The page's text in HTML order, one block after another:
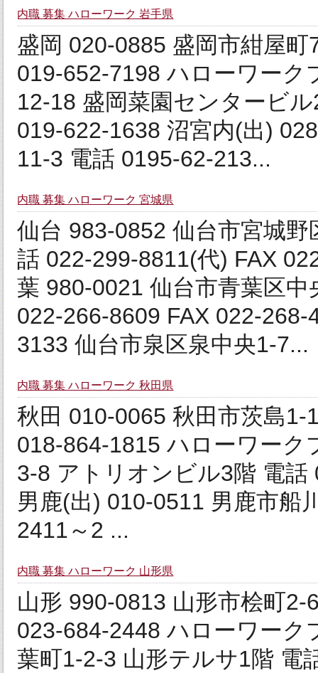
内職 募集 ハローワーク 岩手県
盛岡 020‐0885 盛岡市紺屋
019-652-7198 ハローワーク
12-18 盛岡菜園センター
019-622-1638 沼宮内(出)
11‐3 電話 0195-62-213...
内職 募集 ハローワーク 宮城県
仙台 983‐0852 仙台市宮城
話 022-299-8811(代) FAX
葉 980-0021 仙台市青葉区
022-266-8609 FAX 022-
3133 仙台市泉区泉中央1-7...
内職 募集 ハローワーク 秋田県
秋田 010‐0065 秋田市茨島
018-864-1815 ハローワーク
3-8 アトリオンビル3階 電
男鹿(出) 010‐0511 男鹿市船
2411～2 ...
内職 募集 ハローワーク 山形県
山形 990‐0813 山形市桧町
023-684-2448 ハローワー
葉町1-2-3 山形テルサ1階 電